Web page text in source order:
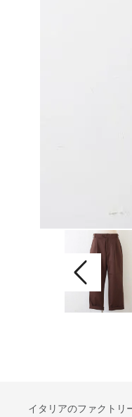
イタリアのファクトリ